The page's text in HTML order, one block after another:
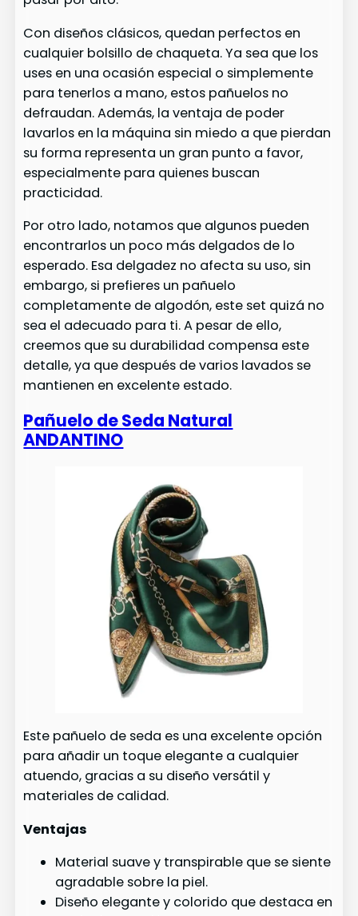
Con diseños clásicos, quedan perfectos en
cualquier bolsillo de chaqueta. Ya sea que los
uses en una ocasión especial o simplemente
para tenerlos a mano, estos pañuelos no
defraudan. Además, la ventaja de poder
lavarlos en la máquina sin miedo a que pierdan
su forma representa un gran punto a favor,
especialmente para quienes buscan
practicidad.
Por otro lado, notamos que algunos pueden
encontrarlos un poco más delgados de lo
esperado. Esa delgadez no afecta su uso, sin
embargo, si prefieres un pañuelo
completamente de algodón, este set quizá no
sea el adecuado para ti. A pesar de ello,
creemos que su durabilidad compensa este
detalle, ya que después de varios lavados se
mantienen en excelente estado.
Pañuelo de Seda Natural
ANDANTINO
Este pañuelo de seda es una excelente opción
para añadir un toque elegante a cualquier
atuendo, gracias a su diseño versátil y
materiales de calidad.
Ventajas
Material suave y transpirable que se siente
agradable sobre la piel.
Diseño elegante y colorido que destaca en